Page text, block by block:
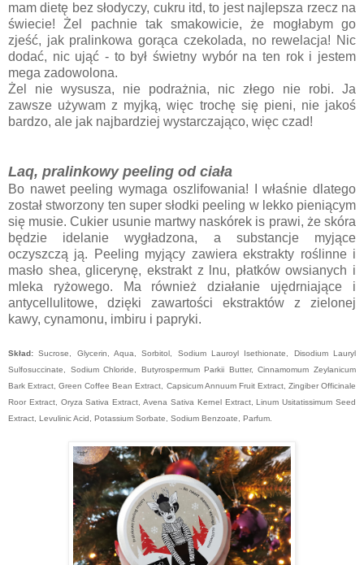
mam dietę bez słodyczy, cukru itd, to jest najlepsza rzecz na
świecie! Żel pachnie tak smakowicie, że mogłabym go
zjeść, jak pralinkowa gorąca czekolada, no rewelacja! Nic
dodać, nic ująć - to był świetny wybór na ten rok i jestem
mega zadowolona.
Żel nie wysusza, nie podrażnia, nic złego nie robi. Ja
zawsze używam z myjką, więc trochę się pieni, nie jakoś
bardzo, ale jak najbardziej wystarczająco, więc czad!
Laq, pralinkowy peeling od ciała
Bo nawet peeling wymaga oszlifowania! I właśnie dlatego
został stworzony ten super słodki peeling w lekko pieniącym
się musie. Cukier usunie martwy naskórek is prawi, że skóra
będzie idelanie wygładzona, a substancje myjące
oczyszczą ją. Peeling myjący zawiera ekstrakty roślinne i
masło shea, glicerynę, ekstrakt z lnu, płatków owsianych i
mleka ryżowego. Ma również działanie ujędrniające i
antycellulitowe, dzięki zawartości ekstraktów z zielonej
kawy, cynamonu, imbiru i papryki.
Skład:Sucrose, Glycerin, Aqua, Sorbitol, Sodium Lauroyl Isethionate, Disodium Lauryl
Sulfosuccinate, Sodium Chloride, Butyrospermum Parkii Butter, Cinnamomum Zeylanicum
Bark Extract, Green Coffee Bean Extract, Capsicum Annuum Fruit Extract, Zingiber Officinale
Roor Extract, Oryza Sativa Extract, Avena Sativa Kernel Extract, Linum Usitatissimum Seed
Extract, Levulinic Acid, Potassium Sorbate, Sodium Benzoate, Parfum.